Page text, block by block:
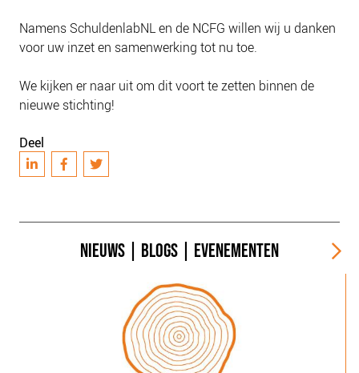
Namens SchuldenlabNL en de NCFG willen wij u danken
voor uw inzet en samenwerking tot nu toe.
We kijken er naar uit om dit voort te zetten binnen de
nieuwe stichting!
Deel
NIEUWS BLOGS EVENEMENTEN